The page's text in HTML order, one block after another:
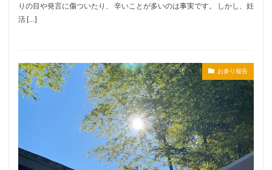
りの目や発言に傷ついたり、 辛いことが多いのは事実です。 しかし、妊
活 […]
お参り報告